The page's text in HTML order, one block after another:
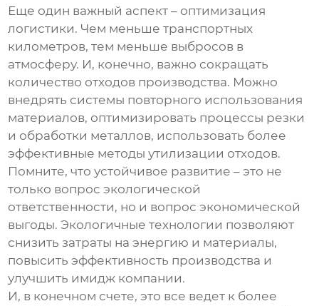
Еще один важный аспект – оптимизация
логистики. Чем меньше транспортных
километров, тем меньше выбросов в
атмосферу. И, конечно, важно сокращать
количество отходов производства. Можно
внедрять системы повторного использования
материалов, оптимизировать процессы резки
и обработки металлов, использовать более
эффективные методы утилизации отходов.
Помните, что устойчивое развитие – это не
только вопрос экологической
ответственности, но и вопрос экономической
выгоды. Экологичные технологии позволяют
снизить затраты на энергию и материалы,
повысить эффективность производства и
улучшить имидж компании.
И, в конечном счете, это все ведет к более